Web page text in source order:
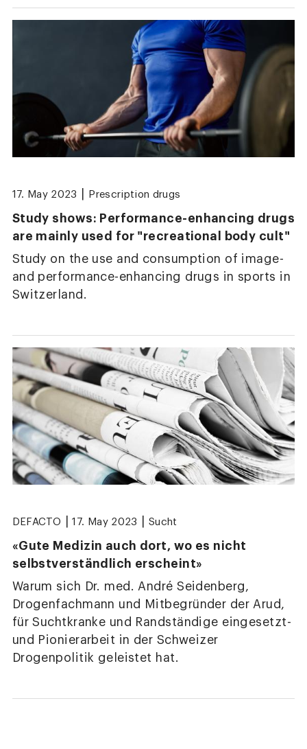
17. May 2023 Prescription drugs
Study shows: Performance-enhancing drugs
are mainly used for "recreational body cult"
Study on the use and consumption of image-
and performance-enhancing drugs in sports in
Switzerland.
DEFACTO 17. May 2023 Sucht
«Gute Medizin auch dort, wo es nicht
selbstverständlich erscheint»
Warum sich Dr. med. André Seidenberg,
Drogenfachmann und Mitbegründer der Arud,
für Suchtkranke und Randständige eingesetzt-
und Pionierarbeit in der Schweizer
Drogenpolitik geleistet hat.